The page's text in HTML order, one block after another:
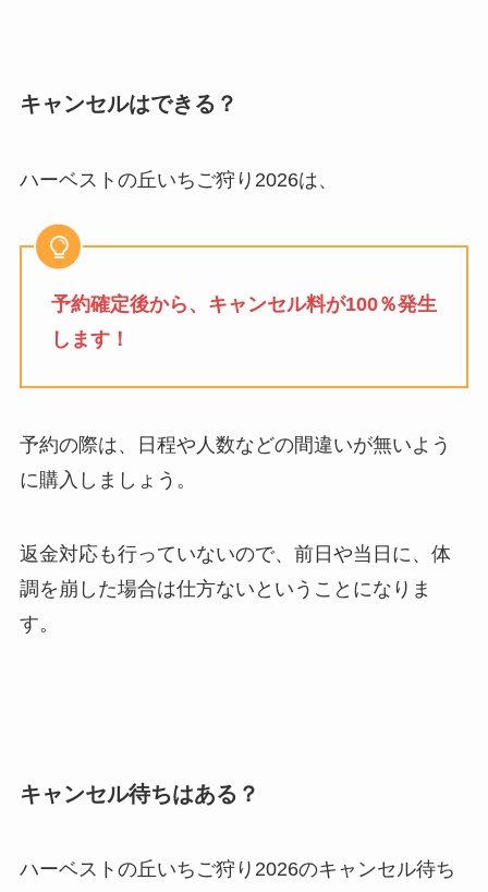
キャンセルはできる？
ハーベストの丘いちご狩り2026は、
予約確定後から、キャンセル料が100％発生
します！
予約の際は、日程や人数などの間違いが無いよう
に購入しましょう。
返金対応も行っていないので、前日や当日に、体
調を崩した場合は仕方ないということになりま
す。
キャンセル待ちはある？
ハーベストの丘いちご狩り2026のキャンセル待ち